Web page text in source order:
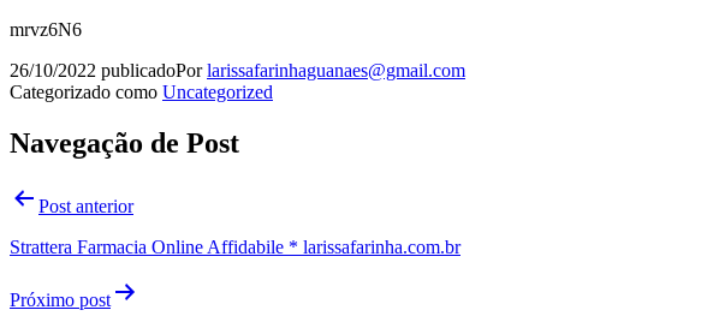
mrvz6N6
26/10/2022 publicadoPorlarissafarinhaguanaes@gmail.com
Categorizado como Uncategorized
Navegação de Post
Post anterior
Strattera Farmacia Online Affidabile * larissafarinha.com.br
Próximo post